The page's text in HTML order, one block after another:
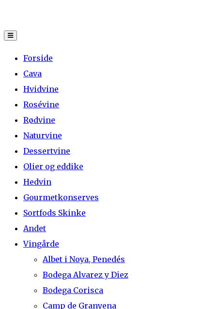
content
Forside
Cava
Hvidvine
Rosévine
Rødvine
Naturvine
Dessertvine
Olier og eddike
Hedvin
Gourmetkonserves
Sortfods Skinke
Andet
Vingårde
Albet i Noya, Penedés
Bodega Alvarez y Diez
Bodega Corisca
Camp de Granyena